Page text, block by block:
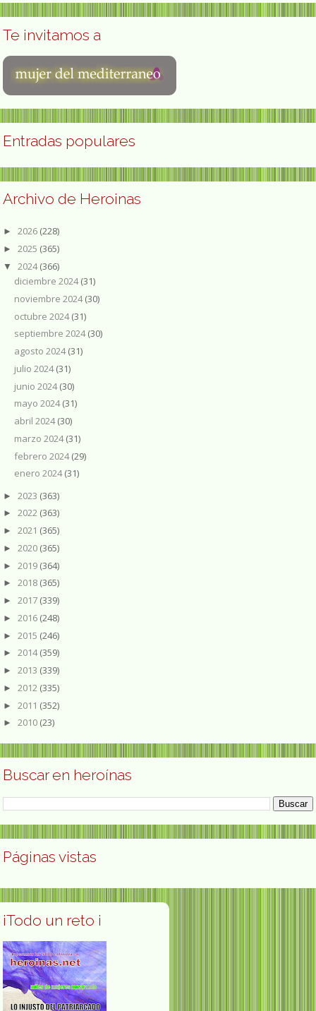
Te invitamos a
Entradas populares
Archivo de Heroinas
► 2026 (228)
► 2025 (365)
▼ 2024(366)
diciembre 2024(31)
noviembre 2024(30)
octubre 2024(31)
septiembre 2024(30)
agosto 2024(31)
julio 2024(31)
junio 2024(30)
mayo 2024(31)
abril 2024(30)
marzo 2024(31)
febrero 2024(29)
enero 2024(31)
► 2023 (363)
► 2022 (363)
► 2021 (365)
► 2020 (365)
► 2019 (364)
► 2018 (365)
► 2017 (339)
► 2016 (248)
► 2015 (246)
► 2014(359)
► 2013 (339)
► 2012 (335)
► 2011 (352)
► 2010 (23)
Buscar en heroínas
Páginas vistas
¡Todo un reto ¡